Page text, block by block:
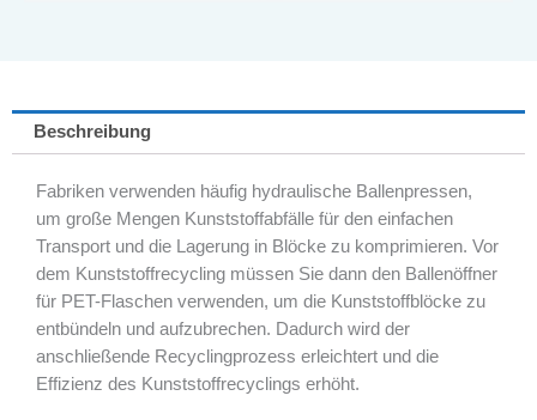
Beschreibung
Fabriken verwenden häufig hydraulische Ballenpressen,
um große Mengen Kunststoffabfälle für den einfachen
Transport und die Lagerung in Blöcke zu komprimieren. Vor
dem Kunststoffrecycling müssen Sie dann den Ballenöffner
für PET-Flaschen verwenden, um die Kunststoffblöcke zu
entbündeln und aufzubrechen. Dadurch wird der
anschließende Recyclingprozess erleichtert und die
Effizienz des Kunststoffrecyclings erhöht.